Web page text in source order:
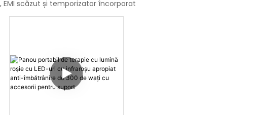
scăzut și temporizator încorporat